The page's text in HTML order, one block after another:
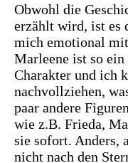
Obwohl die
erzählt wird, ist es
mich emotional
Marleene ist so
Charakter und ich
nachvollziehen,
paar andere
wie z.B. Frieda,
sie sofort. Anders,
nicht nach den